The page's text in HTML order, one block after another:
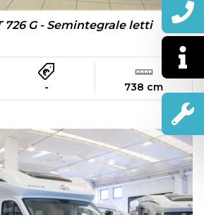
726 G - Semintegrale letti
- 738 cm